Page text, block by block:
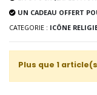
€78.00
€9.90
UN CADEAU OFFERT
CATEGORIE : ICÔNE
Plus que 1